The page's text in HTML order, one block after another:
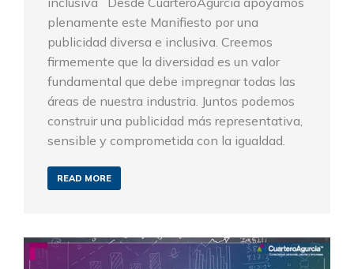
plenamente este Manifiesto por una
publicidad diversa e inclusiva. Creemos
firmemente que la diversidad es un valor
fundamental que debe impregnar todas las
áreas de nuestra industria. Juntos podemos
construir una publicidad más representativa,
sensible y comprometida con la igualdad.
READ MORE